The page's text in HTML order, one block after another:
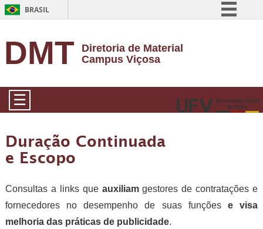
BRASIL
Comunica BR
Acesso à informação
Legislação
DMT
Diretoria de Material
Campus Viçosa
☰
Duração Continuada
e Escopo
Consultas a links que auxiliamgestores de contratações e
fornecedores no desempenho de suas funçõese visa
melhoria das práticas de publicidade.